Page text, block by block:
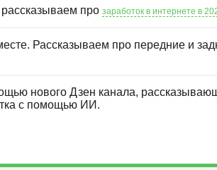
про заработок в интернете в
Рассказываем про передние и
нового Дзен канала,
с помощью ИИ.